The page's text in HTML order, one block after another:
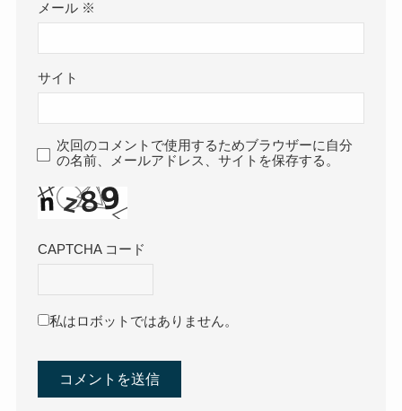
メール ※
サイト
次回のコメントで使用するためブラウザーに自分
の名前、メールアドレス、サイトを保存する。
CAPTCHA コード
私はロボットではありません。